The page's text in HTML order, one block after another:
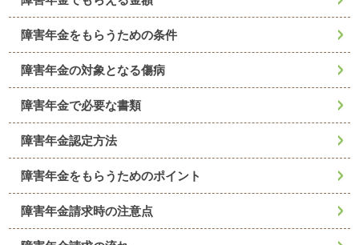
障害年金をもらうための条件
障害年金の対象となる傷病
障害年金で必要な書類
障害年金認定方法
障害年金をもらうためのポイント
障害年金請求時の注意点